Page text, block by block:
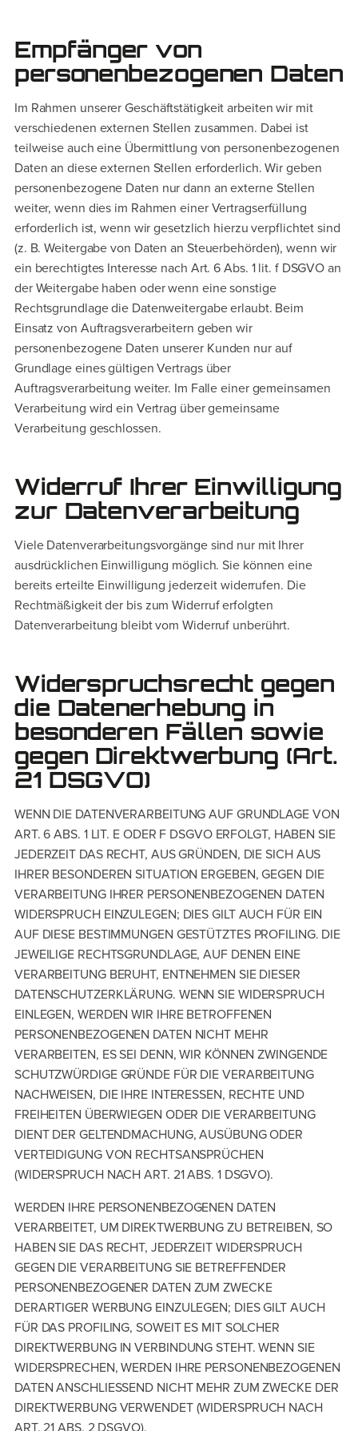
Empfänger von
personenbezogenen Daten
Im Rahmen unserer Geschäftstätigkeit arbeiten wir mit
verschiedenen externen Stellen zusammen. Dabei ist
teilweise auch eine Übermittlung von personenbezogenen
Daten an diese externen Stellen erforderlich. Wir geben
personenbezogene Daten nur dann an externe Stellen
weiter, wenn dies im Rahmen einer Vertragserfüllung
erforderlich ist, wenn wir gesetzlich hierzu verpflichtet sind
(z. B. Weitergabe von Daten an Steuerbehörden), wenn wir
ein berechtigtes Interesse nach Art. 6 Abs. 1 lit. f DSGVO an
der Weitergabe haben oder wenn eine sonstige
Rechtsgrundlage die Datenweitergabe erlaubt. Beim
Einsatz von Auftragsverarbeitern geben wir
personenbezogene Daten unserer Kunden nur auf
Grundlage eines gültigen Vertrags über
Auftragsverarbeitung weiter. Im Falle einer gemeinsamen
Verarbeitung wird ein Vertrag über gemeinsame
Verarbeitung geschlossen.
Widerruf Ihrer Einwilligung
zur Datenverarbeitung
Viele Datenverarbeitungsvorgänge sind nur mit Ihrer
ausdrücklichen Einwilligung möglich. Sie können eine
bereits erteilte Einwilligung jederzeit widerrufen. Die
Rechtmäßigkeit der bis zum Widerruf erfolgten
Datenverarbeitung bleibt vom Widerruf unberührt.
Widerspruchsrecht gegen
die Datenerhebung in
besonderen Fällen sowie
gegen Direktwerbung (Art.
21 DSGVO)
WENN DIE DATENVERARBEITUNG AUF GRUNDLAGE VON
ART. 6 ABS. 1 LIT. E ODER F DSGVO ERFOLGT, HABEN SIE
JEDERZEIT DAS RECHT, AUS GRÜNDEN, DIE SICH AUS
IHRER BESONDEREN SITUATION ERGEBEN, GEGEN DIE
VERARBEITUNG IHRER PERSONENBEZOGENEN DATEN
WIDERSPRUCH EINZULEGEN; DIES GILT AUCH FÜR EIN
AUF DIESE BESTIMMUNGEN GESTÜTZTES PROFILING. DIE
JEWEILIGE RECHTSGRUNDLAGE, AUF DENEN EINE
VERARBEITUNG BERUHT, ENTNEHMEN SIE DIESER
DATENSCHUTZERKLÄRUNG. WENN SIE WIDERSPRUCH
EINLEGEN, WERDEN WIR IHRE BETROFFENEN
PERSONENBEZOGENEN DATEN NICHT MEHR
VERARBEITEN, ES SEI DENN, WIR KÖNNEN ZWINGENDE
SCHUTZWÜRDIGE GRÜNDE FÜR DIE VERARBEITUNG
NACHWEISEN, DIE IHRE INTERESSEN, RECHTE UND
FREIHEITEN ÜBERWIEGEN ODER DIE VERARBEITUNG
DIENT DER GELTENDMACHUNG, AUSÜBUNG ODER
VERTEIDIGUNG VON RECHTSANSPRÜCHEN
(WIDERSPRUCH NACH ART. 21 ABS. 1 DSGVO).
WERDEN IHRE PERSONENBEZOGENEN DATEN
VERARBEITET, UM DIREKTWERBUNG ZU BETREIBEN, SO
HABEN SIE DAS RECHT, JEDERZEIT WIDERSPRUCH
GEGEN DIE VERARBEITUNG SIE BETREFFENDER
PERSONENBEZOGENER DATEN ZUM ZWECKE
DERARTIGER WERBUNG EINZULEGEN; DIES GILT AUCH
FÜR DAS PROFILING, SOWEIT ES MIT SOLCHER
DIREKTWERBUNG IN VERBINDUNG STEHT. WENN SIE
WIDERSPRECHEN, WERDEN IHRE PERSONENBEZOGENEN
DATEN ANSCHLIESSEND NICHT MEHR ZUM ZWECKE DER
DIREKTWERBUNG VERWENDET (WIDERSPRUCH NACH
ART. 21 ABS. 2 DSGVO).